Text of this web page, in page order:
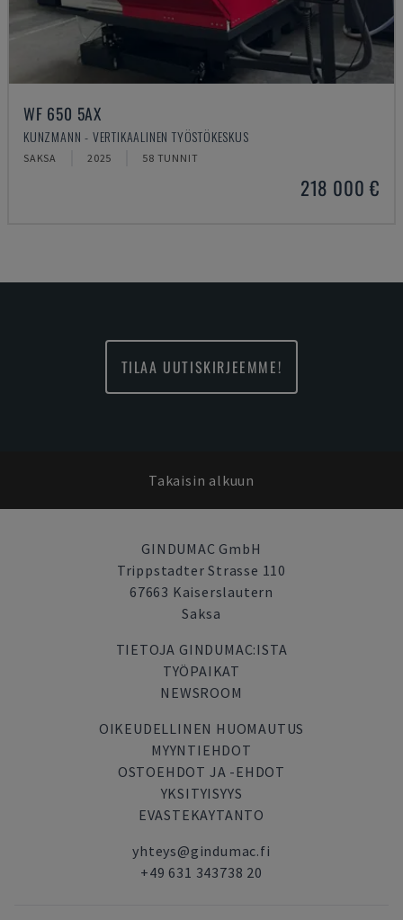
WF 650 5AX
KUNZMANN - VERTIKAALINEN TYÖSTÖKESKUS
SAKSA 2025 58 TUNNIT
218 000 €
TILAA UUTISKIRJEEMME!
Takaisin alkuun
GINDUMAC GmbH
Trippstadter Strasse 110
67663 Kaiserslautern
Saksa
TIETOJA GINDUMAC:ISTA
TYÖPAIKAT
NEWSROOM
OIKEUDELLINEN HUOMAUTUS
MYYNTIEHDOT
OSTOEHDOT JA -EHDOT
YKSITYISYYS
EVASTEKAYTANTO
yhteys@gindumac.fi
+49 631 343738 20